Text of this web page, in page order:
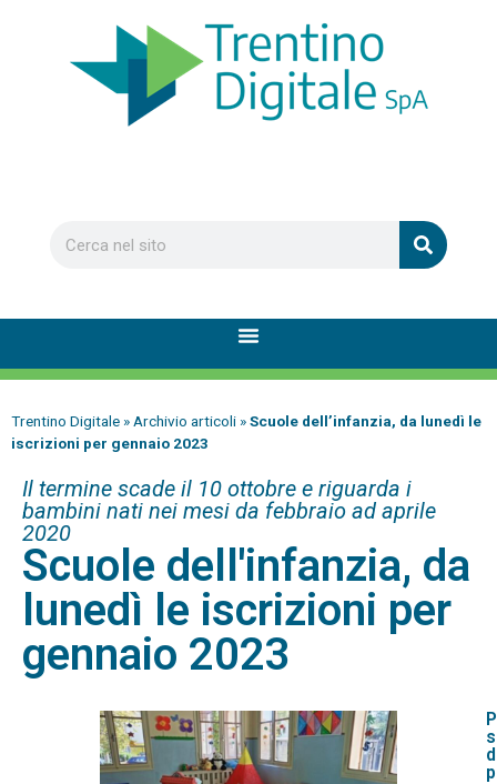
Trentino Digitale » Archivio articoli »Scuole dell’infanzia, da lunedì le
iscrizioni per gennaio 2023
Il termine scade il 10 ottobre e riguarda i
bambini nati nei mesi da febbraio ad aprile
2020
Scuole dell'infanzia, da
lunedì le iscrizioni per
gennaio 2023